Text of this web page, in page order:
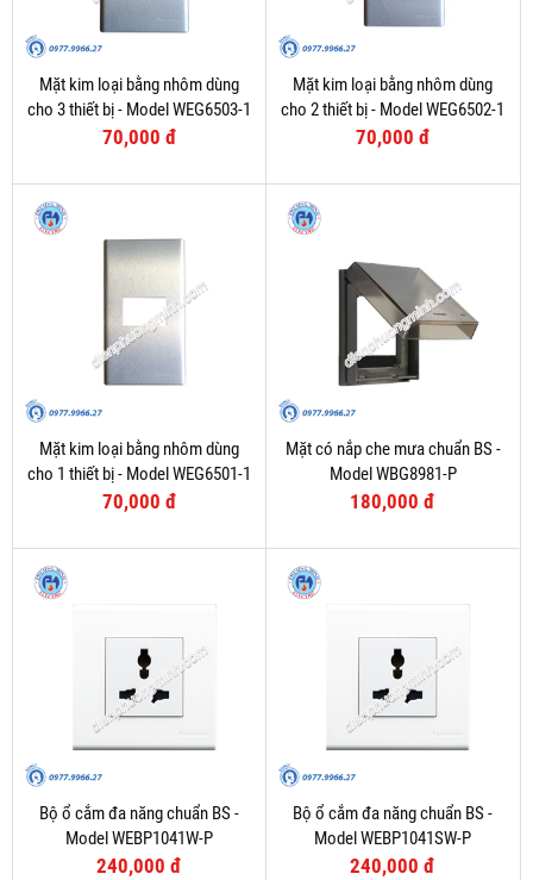
Mặt kim loại bằng nhôm dùng
cho 3 thiết bị - Model WEG6503-1
70,000 đ
Mặt kim loại bằng nhôm dùng
cho 2 thiết bị - Model WEG6502-1
70,000 đ
Mặt kim loại bằng nhôm dùng
cho 1 thiết bị - Model WEG6501-1
70,000 đ
Mặt có nắp che mưa chuẩn BS -
Model WBG8981-P
180,000 đ
Bộ ổ cắm đa năng chuẩn BS -
Model WEBP1041W-P
240,000 đ
Bộ ổ cắm đa năng chuẩn BS -
Model WEBP1041SW-P
240,000 đ